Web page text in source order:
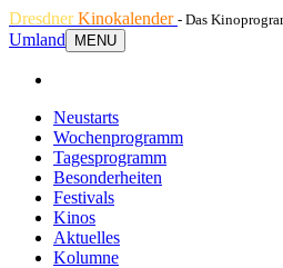
DresdnerKinokalender - Das
Umland
MENU
Neustarts
Wochenprogramm
Tagesprogramm
Besonderheiten
Festivals
Kinos
Aktuelles
Kolumne